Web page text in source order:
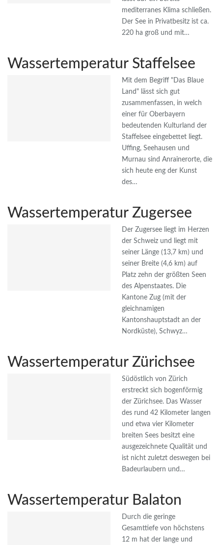
mediterranes Klima schließen.
Der See in Privatbesitz ist ca.
220 ha groß und mit…
Wassertemperatur Staffelsee
Mit dem Begriff "Das Blaue
Land" lässt sich gut
zusammenfassen, in welch
einer für Oberbayern
bedeutenden Kulturland der
Staffelsee eingebettet liegt.
Uffing, Seehausen und
Murnau sind Anrainerorte, die
sich heute eng der Kunst
des…
Wassertemperatur Zugersee
Der Zugersee liegt im Herzen
der Schweiz und liegt mit
seiner Länge (13,7 km) und
seiner Breite (4,6 km) auf
Platz zehn der größten Seen
des Alpenstaates. Die
Kantone Zug (mit der
gleichnamigen
Kantonshauptstadt an der
Nordküste), Schwyz…
Wassertemperatur Zürichsee
Südöstlich von Zürich
erstreckt sich bogenförmig
der Zürichsee. Das Wasser
des rund 42 Kilometer langen
und etwa vier Kilometer
breiten Sees besitzt eine
ausgezeichnete Qualität und
ist nicht zuletzt deswegen bei
Badeurlaubern und…
Wassertemperatur Balaton
Durch die geringe
Gesamttiefe von höchstens
12 m hat der lange und